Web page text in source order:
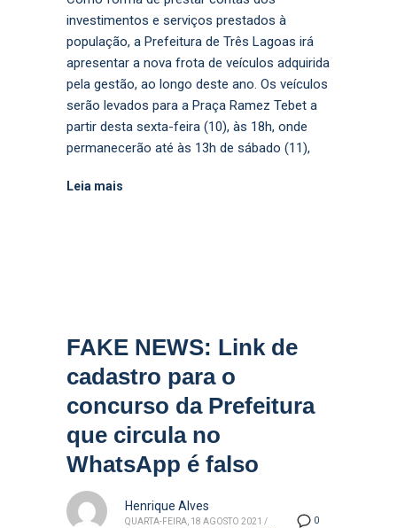
investimentos e serviços prestados à
população, a Prefeitura de Três Lagoas irá
apresentar a nova frota de veículos adquirida
pela gestão, ao longo deste ano. Os veículos
serão levados para a Praça Ramez Tebet a
partir desta sexta-feira (10), às 18h, onde
permanecerão até às 13h de sábado (11),
Leia mais
FAKE NEWS: Link de
cadastro para o
concurso da Prefeitura
que circula no
WhatsApp é falso
0
Henrique Alves
QUARTA-FEIRA, 18 AGOSTO 2021 /